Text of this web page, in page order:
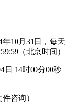
年10月31日，每天
（北京时间）
日 14时00分00秒
咨询）